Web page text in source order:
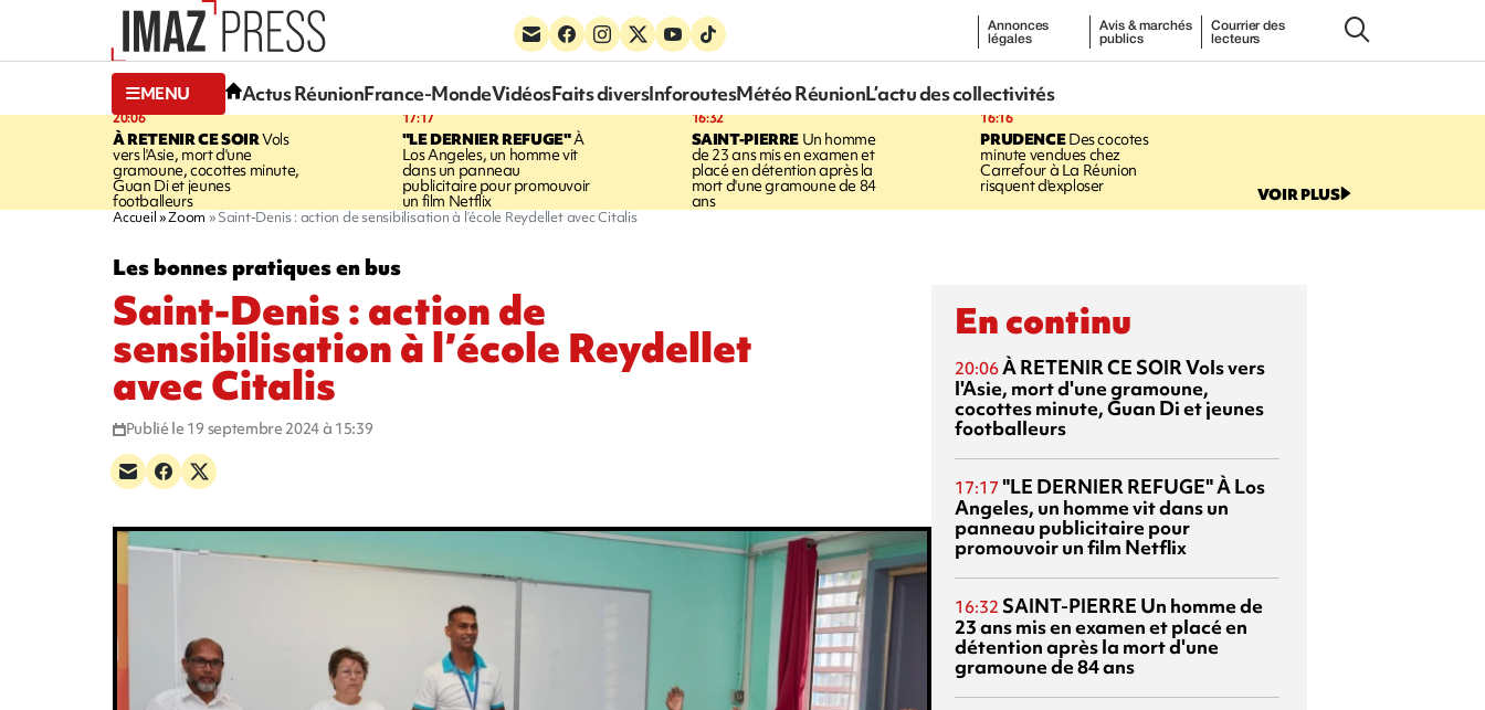
Annonces
légales
Avis & marchés
publics
Courrier des
lecteurs
MENU Actus RéunionFrance-MondeVidéosFaits diversInforoutesMétéo RéunionL’actu des collectivités
20:06
À RETENIR CE SOIRVols
vers l'Asie, mort d'une
gramoune, cocottes minute,
Guan Di et jeunes
footballeurs
17:17
"LE DERNIER REFUGE"À
Los Angeles, un homme vit
dans un panneau
publicitaire pour promouvoir
un film Netflix
16:32
SAINT-PIERREUn homme
de 23 ans mis en examen et
placé en détention après la
mort d'une gramoune de 84
ans
16:16
PRUDENCEDes cocotes
minute vendues chez
Carrefour à La Réunion
risquent d'exploser VOIR PLUS
Accueil Zoom Saint-Denis : action de sensibilisation à l’école Reydellet avec Citalis
Les bonnes pratiques en bus
Saint-Denis : action de
sensibilisation à l’école Reydellet
avec Citalis
Publié le 19 septembre 2024 à 15:39
En continu
20:06À RETENIR CE SOIRVols vers
l'Asie, mort d'une gramoune,
cocottes minute, Guan Di et jeunes
footballeurs
17:17 "LE DERNIER REFUGE"À Los
Angeles, un homme vit dans un
panneau publicitaire pour
promouvoir un film Netflix
16:32 SAINT-PIERRE Un homme de
23 ans mis en examen et placé en
détention après la mort d'une
gramoune de 84 ans